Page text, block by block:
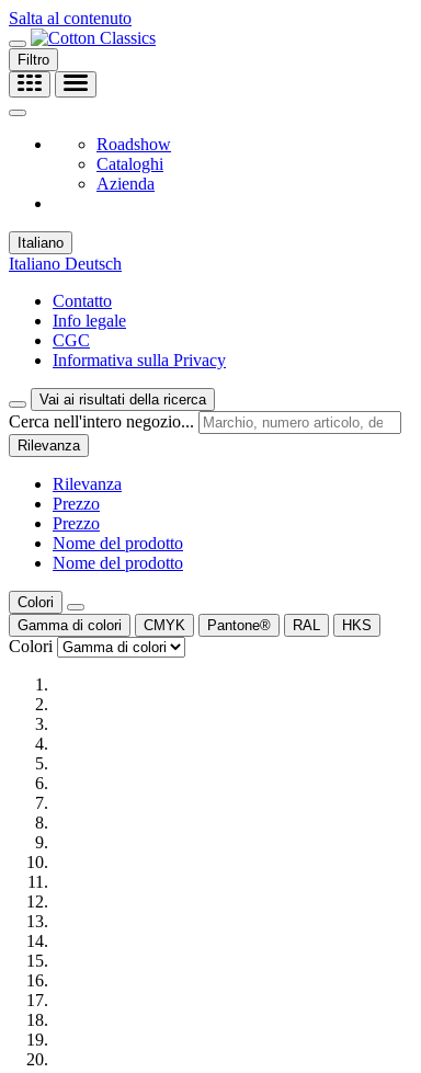
Salta al contenuto
Filtro
Roadshow
Cataloghi
Azienda
Italiano
Italiano Deutsch
Contatto
Info legale
CGC
Informativa sulla Privacy
Vai ai risultati della ricerca
Cerca nell'intero negozio...
Rilevanza
Rilevanza
Prezzo
Prezzo
Nome del prodotto
Nome del prodotto
Colori
Gamma di colori
CMYK Pantone® RAL HKS
Colori